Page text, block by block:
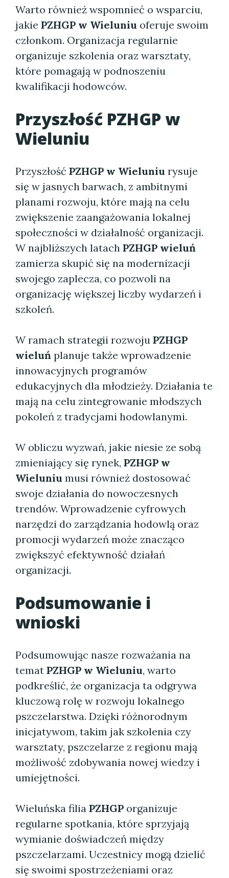
Warto również wspomnieć o wsparciu,
jakie PZHGP w Wieluniu oferuje swoim
członkom. Organizacja regularnie
organizuje szkolenia oraz warsztaty,
które pomagają w podnoszeniu
kwalifikacji hodowców.
Przyszłość PZHGP w
Wieluniu
Przyszłość PZHGP w Wieluniu rysuje
się w jasnych barwach, z ambitnymi
planami rozwoju, które mają na celu
zwiększenie zaangażowania lokalnej
społeczności w działalność organizacji.
W najbliższych latach PZHGP wieluń
zamierza skupić się na modernizacji
swojego zaplecza, co pozwoli na
organizację większej liczby wydarzeń i
szkoleń.
W ramach strategii rozwoju PZHGP
wieluń planuje także wprowadzenie
innowacyjnych programów
edukacyjnych dla młodzieży. Działania te
mają na celu zintegrowanie młodszych
pokoleń z tradycjami hodowlanymi.
W obliczu wyzwań, jakie niesie ze sobą
zmieniający się rynek, PZHGP w
Wieluniu musi również dostosować
swoje działania do nowoczesnych
trendów. Wprowadzenie cyfrowych
narzędzi do zarządzania hodowlą oraz
promocji wydarzeń może znacząco
zwiększyć efektywność działań
organizacji.
Podsumowanie i
wnioski
Podsumowując nasze rozważania na
temat PZHGP w Wieluniu, warto
podkreślić, że organizacja ta odgrywa
kluczową rolę w rozwoju lokalnego
pszczelarstwa. Dzięki różnorodnym
inicjatywom, takim jak szkolenia czy
warsztaty, pszczelarze z regionu mają
możliwość zdobywania nowej wiedzy i
umiejętności.
Wieluńska filia PZHGP organizuje
regularne spotkania, które sprzyjają
wymianie doświadczeń między
pszczelarzami. Uczestnicy mogą dzielić
się swoimi spostrzeżeniami oraz